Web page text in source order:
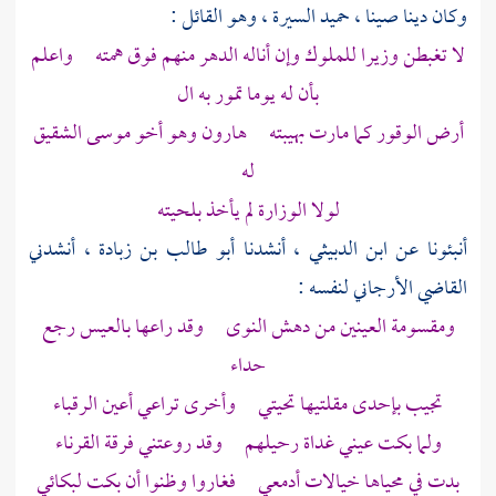
وكان دينا صينا ، حميد السيرة ، وهو القائل :
لا تغبطن وزيرا للملوك وإن أناله الدهر منهم فوق همته واعلم
بأن له يوما تمور به ال
أرض الوقور كما مارت بهيبتههارونوهو أخوموسىالشقيق
له
لولا الوزارة لم يأخذ بلحيته
أنبئونا عن ابن الدبيثي ، أنشدنا أبو طالب بن زبادة ، أنشدني
القاضي الأرجانيلنفسه :
ومقسومة العينين من دهش النوى وقد راعها بالعيس رجع
حداء
تجيب بإحدى مقلتيها تحيتي وأخرى تراعي أعين الرقباء
ولما بكت عيني غداة رحيلهم وقد روعتني فرقة القرناء
بدت في محياها خيالات أدمعي فغاروا وظنوا أن بكت لبكائي